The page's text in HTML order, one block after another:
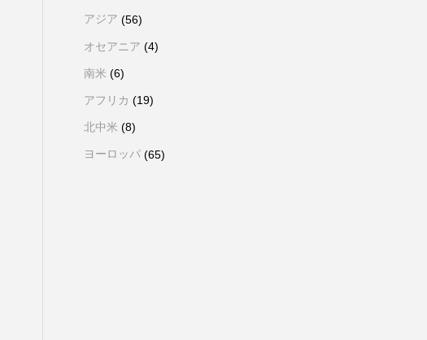
アジア (56)
オセアニア (4)
南米 (6)
アフリカ (19)
北中米 (8)
ヨーロッパ (65)